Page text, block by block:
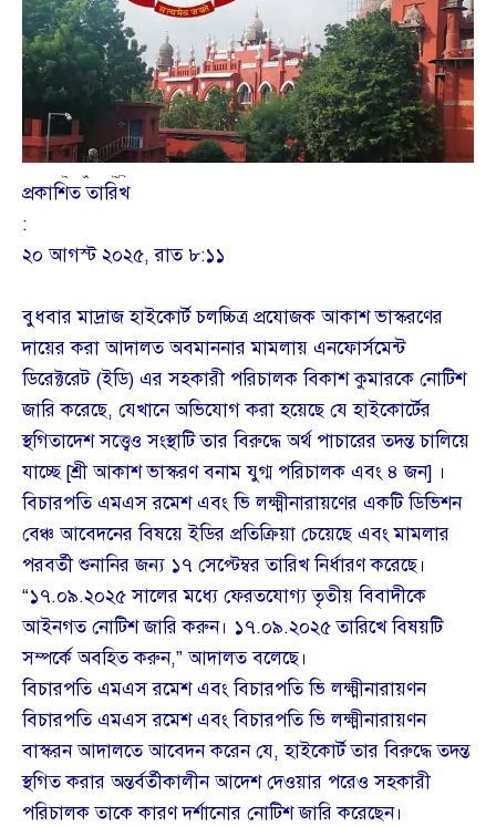
প্রকাশিত তারিখ
:
২০ আগস্ট ২০২৫, রাত ৮:১১
বুধবার মাদ্রাজ হাইকোর্ট চলচ্চিত্র প্রযোজক আকাশ ভাস্করণের
দায়ের করা আদালত অবমাননার মামলায় এনফোর্সমেন্ট
ডিরেক্টরেট (ইডি) এর সহকারী পরিচালক বিকাশ কুমারকে নোটিশ
জারি করেছে, যেখানে অভিযোগ করা হয়েছে যে হাইকোর্টের
স্থগিতাদেশ সত্ত্বেও সংস্থাটি তার বিরুদ্ধে অর্থ পাচারের তদন্ত চালিয়ে
যাচ্ছে [শ্রী আকাশ ভাস্করণ বনাম যুগ্ম পরিচালক এবং ৪ জন] ।
বিচারপতি এমএস রমেশ এবং ভি লক্ষ্মীনারায়ণের একটি ডিভিশন
বেঞ্চ আবেদনের বিষয়ে ইডির প্রতিক্রিয়া চেয়েছে এবং মামলার
পরবর্তী শুনানির জন্য ১৭ সেপ্টেম্বর তারিখ নির্ধারণ করেছে।
“১৭.০৯.২০২৫ সালের মধ্যে ফেরতযোগ্য তৃতীয় বিবাদীকে
আইনগত নোটিশ জারি করুন। ১৭.০৯.২০২৫ তারিখে বিষয়টি
সম্পর্কে অবহিত করুন,” আদালত বলেছে।
বিচারপতি এমএস রমেশ এবং বিচারপতি ভি লক্ষ্মীনারায়ণন
বিচারপতি এমএস রমেশ এবং বিচারপতি ভি লক্ষ্মীনারায়ণন
বাস্করন আদালতে আবেদন করেন যে, হাইকোর্ট তার বিরুদ্ধে তদন্ত
স্থগিত করার অন্তর্বর্তীকালীন আদেশ দেওয়ার পরেও সহকারী
পরিচালক তাকে কারণ দর্শানোর নোটিশ জারি করেছেন।